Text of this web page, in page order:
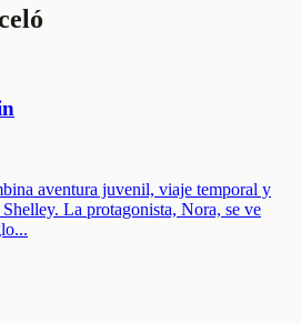
aventura juvenil, viaje temporal y
La protagonista, Nora, se ve
...